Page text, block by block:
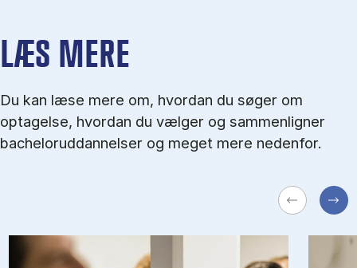
LÆS MERE
Du kan læse mere om, hvordan du søger om
optagelse, hvordan du vælger og sammenligner
bacheloruddannelser og meget mere nedenfor.